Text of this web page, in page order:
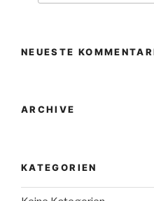
NEUESTE
ARCHIVE
KATEGORIEN